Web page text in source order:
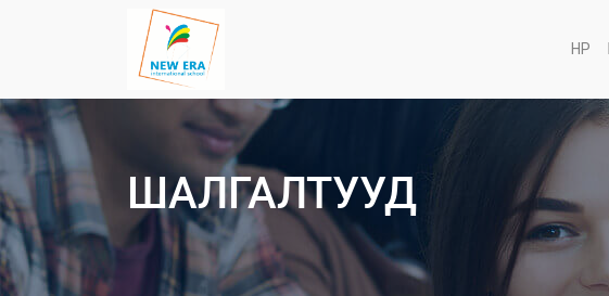
НҮҮР
ШАЛГАЛТУУД